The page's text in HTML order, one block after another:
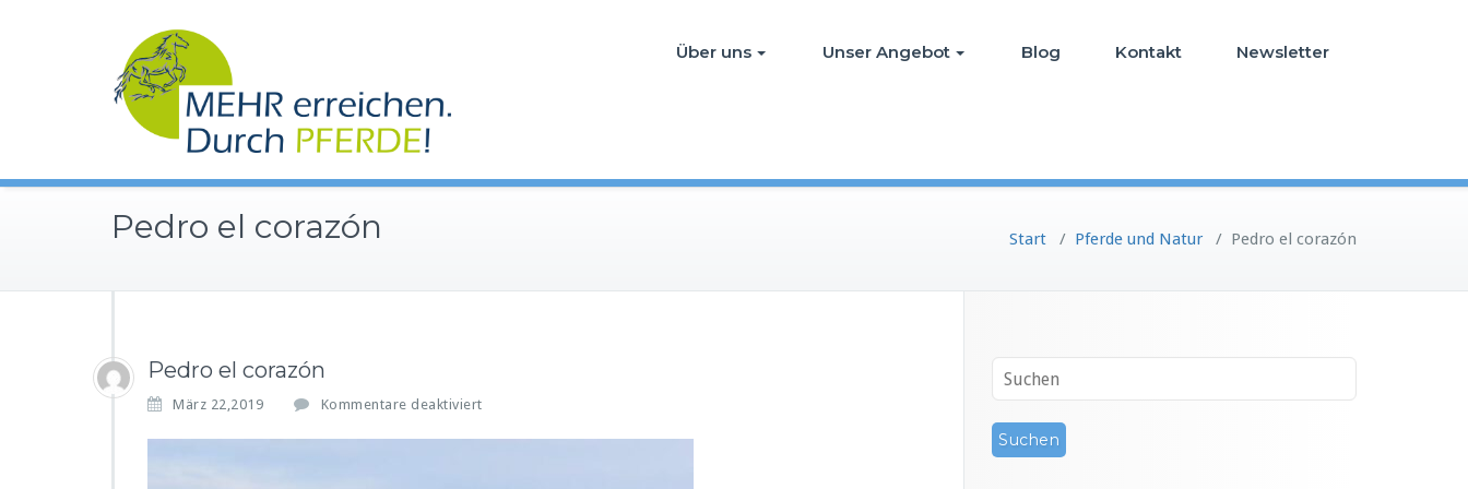
Über uns Unser Angebot Blog Kontakt Newsletter
Pedro el corazón Start / Pferde und Natur / Pedro el corazón
Pedro el corazón
März 22,2019 Kommentare deaktiviert